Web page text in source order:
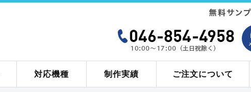
対応機種 制作実績 ご注文について